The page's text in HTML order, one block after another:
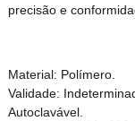
precisão e
Material: Polímero.
Validade:
Autoclavável.